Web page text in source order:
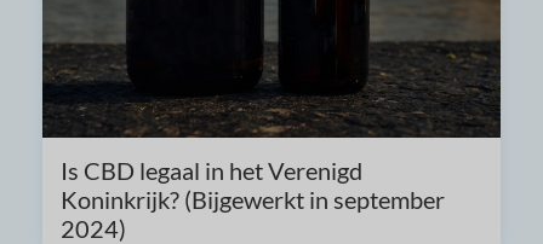
Is CBD legaal in het Verenigd
Koninkrijk? (Bijgewerkt in september
2024)